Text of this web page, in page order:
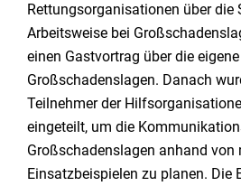
Rettungsorganisationen über die
Arbeitsweise bei
einen Gastvortrag über die
Großschadenslagen. Danach
Teilnehmer der
eingeteilt, um die
Großschadenslagen anhand von
Einsatzbeispielen zu planen. Die